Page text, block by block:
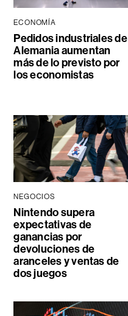
ECONOMÍA
Pedidos industriales de
Alemania aumentan
más de lo previsto por
los economistas
NEGOCIOS
Nintendo supera
expectativas de
ganancias por
devoluciones de
aranceles y ventas de
dos juegos